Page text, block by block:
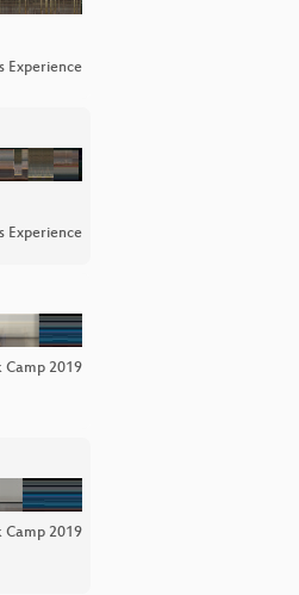
Experience
Experience
Camp 2019
Camp 2019